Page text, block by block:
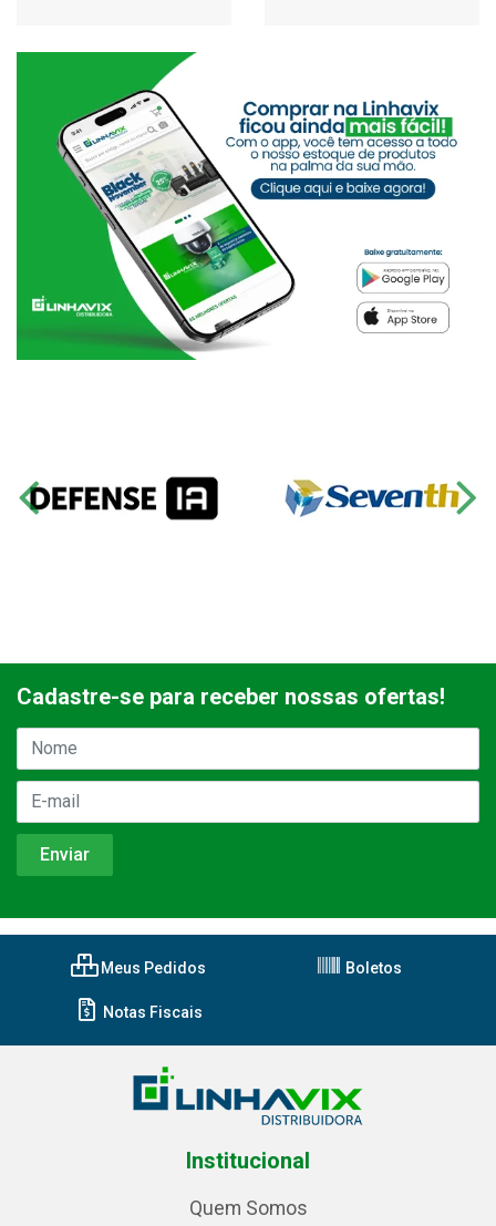
Cadastre-se para receber nossas ofertas!
Meus Pedidos Boletos
Notas Fiscais
Institucional
Quem Somos